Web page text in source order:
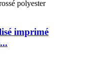
imprimé